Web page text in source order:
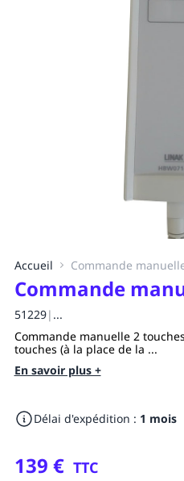
Accueil Commande
Commande
51229| ...
Commande manuelle 2
touches (à la place de la ...
En savoir plus +
Délai d'expédition : 1 mois
139 € TTC